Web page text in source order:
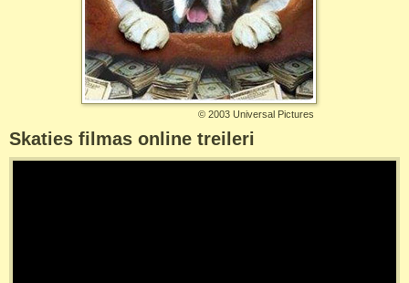
© 2003 Universal Pictures
Skaties filmas online treileri